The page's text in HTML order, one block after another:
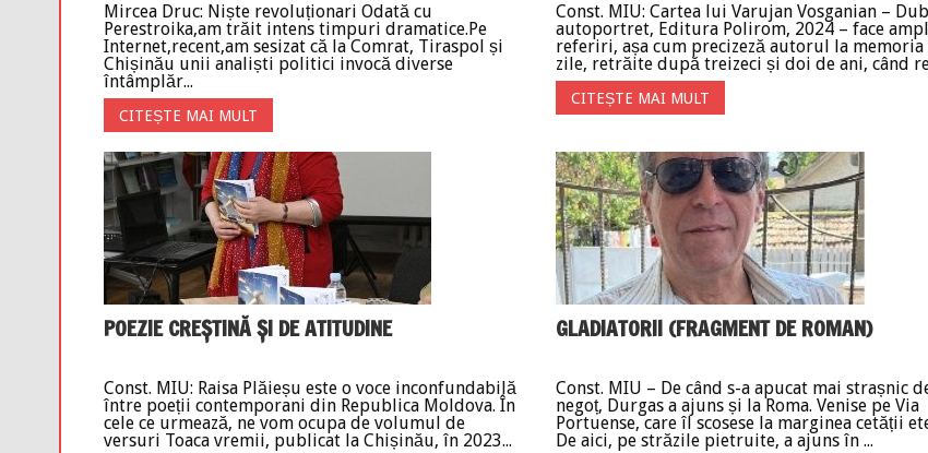
Mircea Druc: Niște revoluționari Odată cu
Perestroika,am trăit intens timpuri dramatice.Pe
Internet,recent,am sesizat că la Comrat, Tiraspol și
Chișinău unii analiști politici invocă diverse
întâmplăr...
CITEȘTE MAI MULT
Const. MIU: Cartea lui Varujan Vosganian –
autoportret, Editura Polirom, 2024 – face
referiri, așa cum precizeză autorul la memoria
zile, retrăite după treizeci și doi de ani, când
CITEȘTE MAI MULT
POEZIE CREȘTINĂ ȘI DE ATITUDINE
Const. MIU: Raisa Plăieșu este o voce inconfundabilă
între poeții contemporani din Republica Moldova. În
cele ce urmează, ne vom ocupa de volumul de
versuri Toaca vremii, publicat la Chișinău, în 2023...
GLADIATORII (FRAGMENT DE ROMAN)
Const. MIU – De când s-a apucat mai strașnic
negoț, Durgas a ajuns și la Roma. Venise pe Via
Portuense, care îl scosese la marginea cetății
De aici, pe străzile pietruite, a ajuns în ...